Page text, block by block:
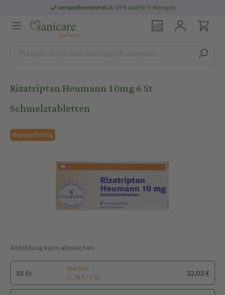
versandkostenfreiab 29 € und für E-Rezepte
Rizatriptan Heumann 10mg 6 St
Schmelztabletten
Rezeptpflichtig
Abbildung kann abweichen
18 St
Spartipp
(1,78 € / 1 St)
32,03 €